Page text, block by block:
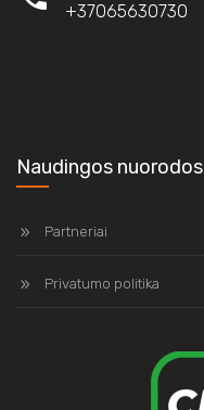
+37065630730
Naudingos nuorodos
Partneriai
Privatumo politika